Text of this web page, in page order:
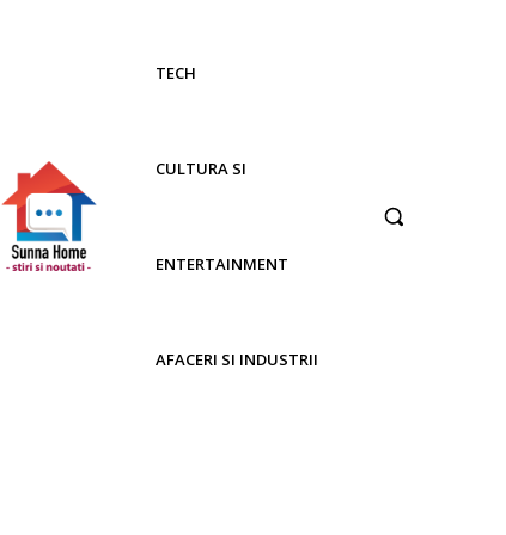
TECH
CULTURA SI
ENTERTAINMENT
AFACERI SI INDUSTRII